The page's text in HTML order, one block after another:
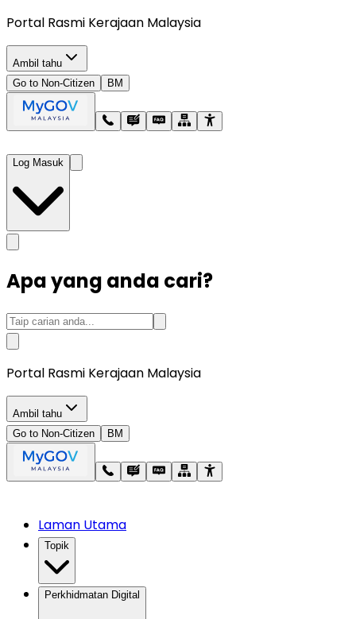
Portal Rasmi Kerajaan Malaysia
Ambil tahu
Go to Non-Citizen
BM
Log Masuk
Apa yang anda cari?
Portal Rasmi Kerajaan Malaysia
Ambil tahu
Go to Non-Citizen
BM
Laman Utama
Topik
Perkhidmatan Digital